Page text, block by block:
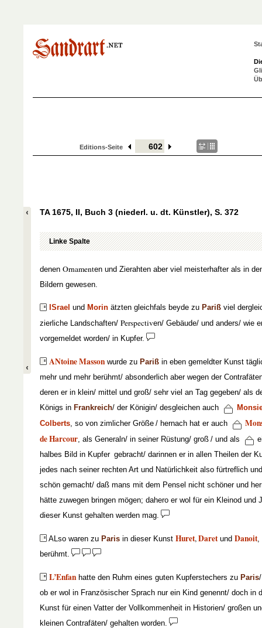
Editions-Seite
TA 1675, II, Buch 3 (niederl. u. dt. Künstler), S. 372
Linke Spalte
denen Ornamenten und Zierahten aber viel meisterhafter als in
Bildern gewesen.
ISrael und Morin ätzten gleichfals beyde zu Pariß viel
zierliche Landschaften/ Perspectiven/ Gebäude/ und anders/ wie
vorgemeldet worden/ in Kupfer.
ANtoine Masson wurde zu Pariß in eben gemeldter Kunst
mehr und mehr berühmt/ absonderlich aber wegen der
deren er in klein/ mittel und groß/ sehr viel an Tag gegeben/ als
Königs in Frankreich/ der Königin/ desgleichen auch
Colberts, so von zimlicher Größe / hernach hat er auch
de Harcour, als Generaln/ in seiner Rüstung/ groß / und als
halbes Bild in Kupfer gebracht/ darinnen er in allen Theilen der
jedes nach seiner rechten Art und Natürlichkeit also fürtreflich und
schön gemacht/ daß mans mit dem Pensel nicht schöner und
hätte zuwegen bringen mögen; dahero er wol für ein Kleinod und
dieser Kunst gehalten werden mag.
ALso waren zu Paris in dieser Kunst Huret,Daretund Danoit,
berühmt.
L’Enfan hatte den Ruhm eines guten Kupferstechers zu Paris
ob er wol in Französischer Sprach nur ein Kind genennt/ doch in
Kunst für einen Vatter der Vollkommenheit in Historien/ großen
kleinen Contrafäten/ gehalten worden.